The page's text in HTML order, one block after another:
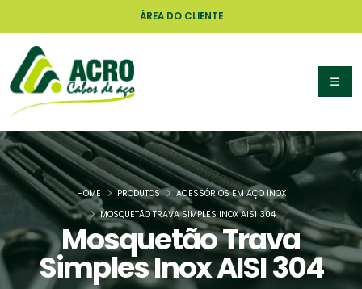
ÁREA DO CLIENTE
Mosquetão Trava
Simples Inox AISI 304
HOME PRODUTOS
ACESSÓRIOS EM AÇO INOX
MOSQUETÃO TRAVA SIMPLES INOX AISI 304